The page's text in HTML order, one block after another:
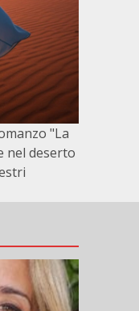
"La
nel deserto